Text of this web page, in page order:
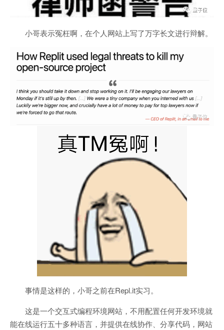
小哥表示冤枉啊，在个人网站上写了万字长文进行辩解。
事情是这样的，小哥之前在Repl.it实习。
这是一个交互式编程环境网站，不用配置任何开发环境就
能在线运行五十多种语言，并提供在线协作、分享代码，网站